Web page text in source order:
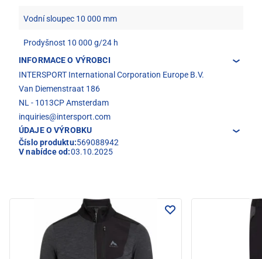
Vodní sloupec 10 000 mm
Prodyšnost 10 000 g/24 h
INFORMACE O VÝROBCI
INTERSPORT International Corporation Europe B.V.
Van Diemenstraat 186
NL - 1013CP Amsterdam
inquiries@intersport.com
ÚDAJE O VÝROBKU
Číslo produktu:569088942
V nabídce od:03.10.2025